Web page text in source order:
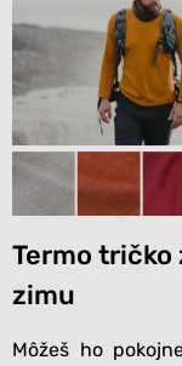
Termo tričko
zimu
Môžeš ho